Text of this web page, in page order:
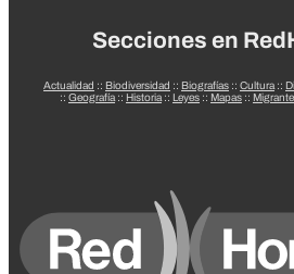
Secciones en
Actualidad :: Biodiversidad :: Biografías :: Cultura::
:: Geografía:: Historia:: Leyes :: Mapas ::